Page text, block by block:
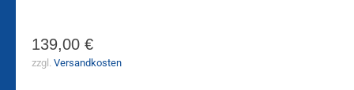
139,00 €
zzgl. Versandkosten